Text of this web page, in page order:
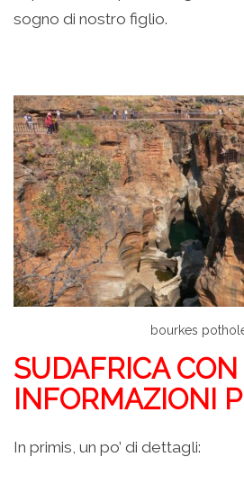
sogno di nostro figlio.
bourkes
SUDAFRICA
INFORMAZIONI
In primis, un po’ di dettagli: